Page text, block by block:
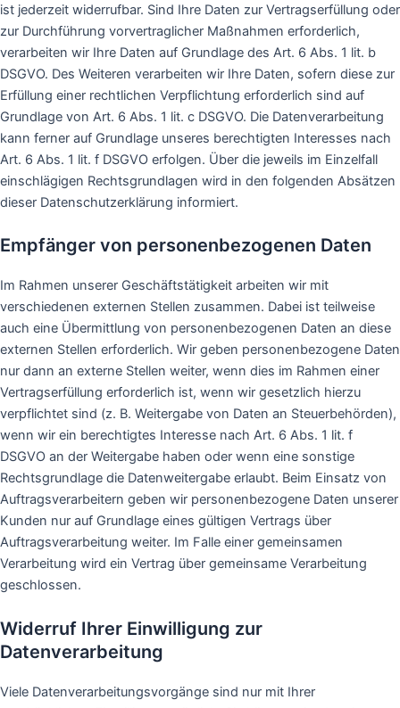
ist jederzeit widerrufbar. Sind Ihre Daten zur Vertragserfüllung oder
zur Durchführung vorvertraglicher Maßnahmen erforderlich,
verarbeiten wir Ihre Daten auf Grundlage des Art. 6 Abs. 1 lit. b
DSGVO. Des Weiteren verarbeiten wir Ihre Daten, sofern diese zur
Erfüllung einer rechtlichen Verpflichtung erforderlich sind auf
Grundlage von Art. 6 Abs. 1 lit. c DSGVO. Die Datenverarbeitung
kann ferner auf Grundlage unseres berechtigten Interesses nach
Art. 6 Abs. 1 lit. f DSGVO erfolgen. Über die jeweils im Einzelfall
einschlägigen Rechtsgrundlagen wird in den folgenden Absätzen
dieser Datenschutzerklärung informiert.
Empfänger von personenbezogenen Daten
Im Rahmen unserer Geschäftstätigkeit arbeiten wir mit
verschiedenen externen Stellen zusammen. Dabei ist teilweise
auch eine Übermittlung von personenbezogenen Daten an diese
externen Stellen erforderlich. Wir geben personenbezogene Daten
nur dann an externe Stellen weiter, wenn dies im Rahmen einer
Vertragserfüllung erforderlich ist, wenn wir gesetzlich hierzu
verpflichtet sind (z. B. Weitergabe von Daten an Steuerbehörden),
wenn wir ein berechtigtes Interesse nach Art. 6 Abs. 1 lit. f
DSGVO an der Weitergabe haben oder wenn eine sonstige
Rechtsgrundlage die Datenweitergabe erlaubt. Beim Einsatz von
Auftragsverarbeitern geben wir personenbezogene Daten unserer
Kunden nur auf Grundlage eines gültigen Vertrags über
Auftragsverarbeitung weiter. Im Falle einer gemeinsamen
Verarbeitung wird ein Vertrag über gemeinsame Verarbeitung
geschlossen.
Widerruf Ihrer Einwilligung zur
Datenverarbeitung
Viele Datenverarbeitungsvorgänge sind nur mit Ihrer